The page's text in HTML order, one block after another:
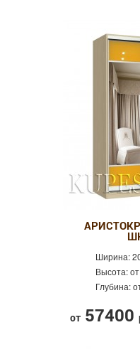
Ширина:
Высота:
Глубина:
от 57400